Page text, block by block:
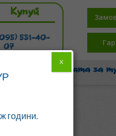
Купуй
531-40-
07
Оплата за
години.
X